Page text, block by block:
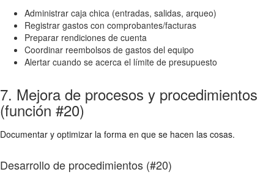
Administrar caja chica (entradas, salidas, arqueo)
Registrar gastos con comprobantes/facturas
Preparar rendiciones de cuenta
Coordinar reembolsos de gastos del equipo
Alertar cuando se acerca el límite de presupuesto
7. Mejora de procesos y procedimientos
(función #20)
Documentar y optimizar la forma en que se hacen las cosas.
Desarrollo de procedimientos (#20)